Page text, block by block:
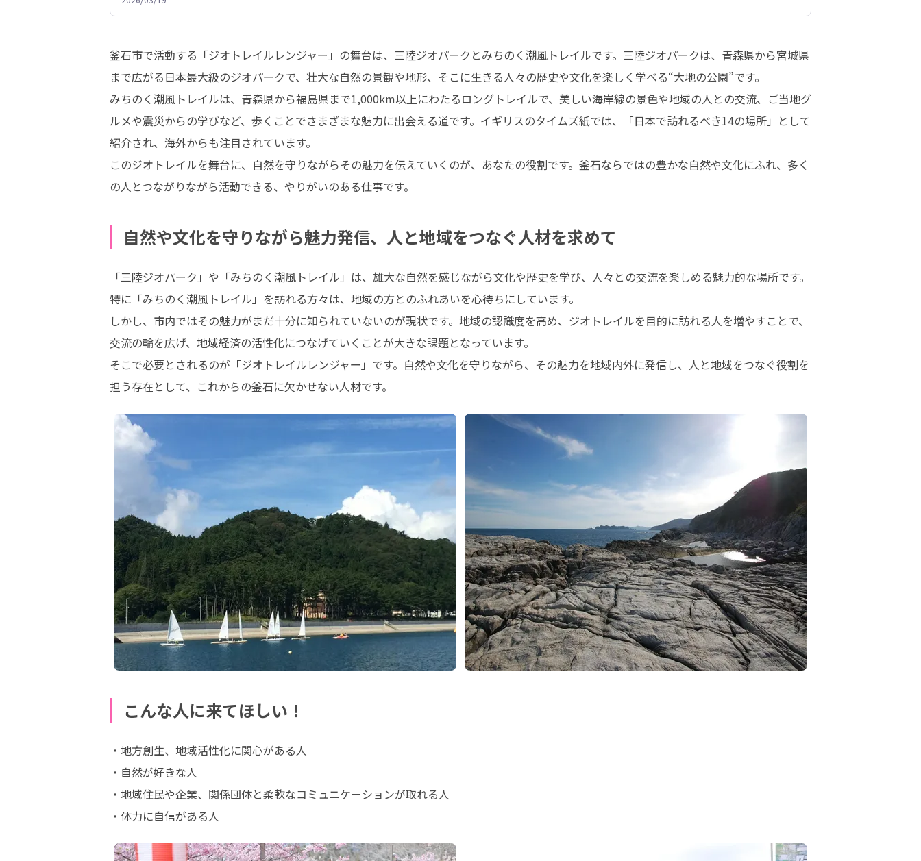
釜石市で活動する「ジオトレイルレンジャー」の舞台は、三陸ジオパークとみちのく潮風トレイルです。三陸ジオパークは、青森県から宮城県
まで広がる日本最大級のジオパークで、壮大な自然の景観や地形、そこに生きる人々の歴史や文化を楽しく学べる“大地の公園”です。
みちのく潮風トレイルは、青森県から福島県まで1,000km以上にわたるロングトレイルで、美しい海岸線の景色や地域の人との交流、ご当地グ
ルメや震災からの学びなど、歩くことでさまざまな魅力に出会える道です。イギリスのタイムズ紙では、「日本で訪れるべき14の場所」として
紹介され、海外からも注目されています。
このジオトレイルを舞台に、自然を守りながらその魅力を伝えていくのが、あなたの役割です。釜石ならではの豊かな自然や文化にふれ、多く
の人とつながりながら活動できる、やりがいのある仕事です。
自然や文化を守りながら魅力発信、人と地域をつなぐ人材を求めて
「三陸ジオパーク」や「みちのく潮風トレイル」は、雄大な自然を感じながら文化や歴史を学び、人々との交流を楽しめる魅力的な場所です。
特に「みちのく潮風トレイル」を訪れる方々は、地域の方とのふれあいを心待ちにしています。
しかし、市内ではその魅力がまだ十分に知られていないのが現状です。地域の認識度を高め、ジオトレイルを目的に訪れる人を増やすことで、
交流の輪を広げ、地域経済の活性化につなげていくことが大きな課題となっています。
そこで必要とされるのが「ジオトレイルレンジャー」です。自然や文化を守りながら、その魅力を地域内外に発信し、人と地域をつなぐ役割を
担う存在として、これからの釜石に欠かせない人材です。
こんな人に来てほしい！
・地方創生、地域活性化に関心がある人
・自然が好きな人
・地域住民や企業、関係団体と柔軟なコミュニケーションが取れる人
・体力に自信がある人